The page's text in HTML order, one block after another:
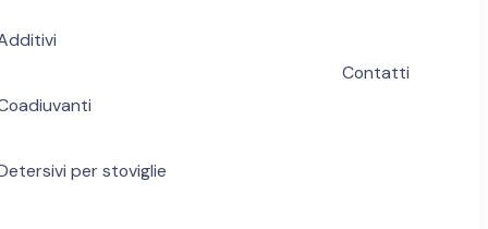
per stoviglie
Contatti